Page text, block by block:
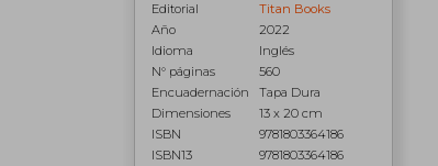
Editorial
Titan Books
Año
2022
Idioma
Inglés
N° páginas
560
Encuadernación
Tapa Dura
Dimensiones
13 x 20 cm
ISBN
9781803364186
ISBN13
9781803364186